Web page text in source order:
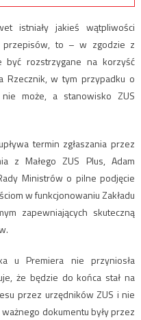
istniały jakieś wątpliwości
przepisów, to – w zgodzie z
rozstrzygane na korzyść
Rzecznik, w tym przypadku o
może, a stanowisko ZUS
termin zgłaszania przez
z Małego ZUS Plus, Adam
Ministrów o pilne podjęcie
w funkcjonowaniu Zakładu
zapewniających skuteczną
u Premiera nie przyniosła
że będzie do końca stał na
przez urzędników ZUS i nie
dokumentu były przez